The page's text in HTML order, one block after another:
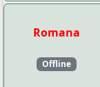
Romana
Offline